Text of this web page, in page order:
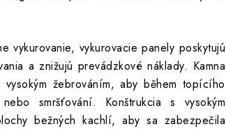
vykurovanie, vykurovacie panely poskytujú
a znižujú prevádzkové náklady. Kamna
žebrováním, aby během topícího
smršťování. Konštrukcia s vysokým
bežných kachlí, aby sa zabezpečila